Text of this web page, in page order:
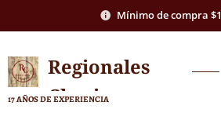
Mínimo de compra
Regionales
Chasico
17 AÑOS DE EXPERIENCIA